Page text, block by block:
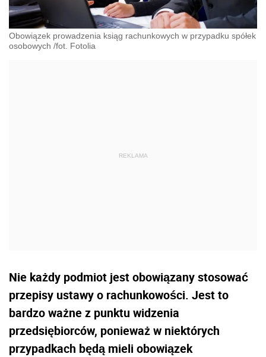
Obowiązek prowadzenia ksiąg rachunkowych w przypadku spółek
osobowych /fot. Fotolia
Nie każdy podmiot jest obowiązany stosować
przepisy ustawy o rachunkowości. Jest to
bardzo ważne z punktu widzenia
przedsiębiorców, ponieważ w niektórych
przypadkach będą mieli obowiązek